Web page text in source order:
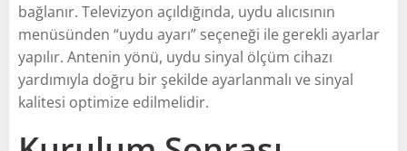
bağlanır. Televizyon açıldığında, uydu alıcısının
menüsünden “uydu ayarı” seçeneği ile gerekli ayarlar
yapılır. Antenin yönü, uydu sinyal ölçüm cihazı
yardımıyla doğru bir şekilde ayarlanmalı ve sinyal
kalitesi optimize edilmelidir.